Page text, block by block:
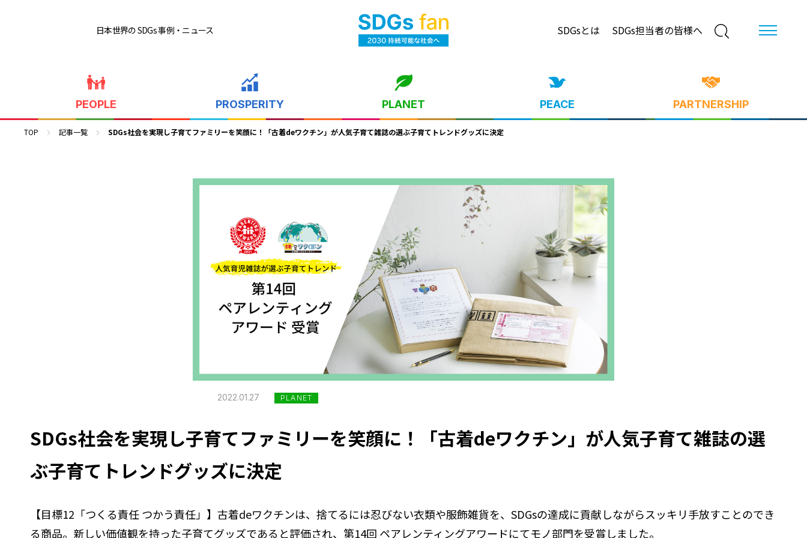
日本世界の SDGs 事例・ニュース SDGsとは SDGs担当者の皆様へ
PEOPLE PROSPERITY PLANET PEACE PARTNERSHIP
TOP 記事一覧 SDGs社会を実現し子育てファミリーを笑顔に！「古着deワクチン」が人気子育て雑誌の選ぶ子育てトレンドグッズに決定
2022.01.27 PLANET
SDGs社会を実現し子育てファミリーを笑顔に！「古着deワクチン」が人気子育て雑誌の選
ぶ子育てトレンドグッズに決定
【目標12「つくる責任 つかう責任」】古着deワクチンは、捨てるには忍びない衣類や服飾雑貨を、SDGsの達成に貢献しながらスッキリ手放すことのでき
る商品。新しい価値観を持った子育てグッズであると評価され、第14回 ペアレンティングアワードにてモノ部門を受賞しました。